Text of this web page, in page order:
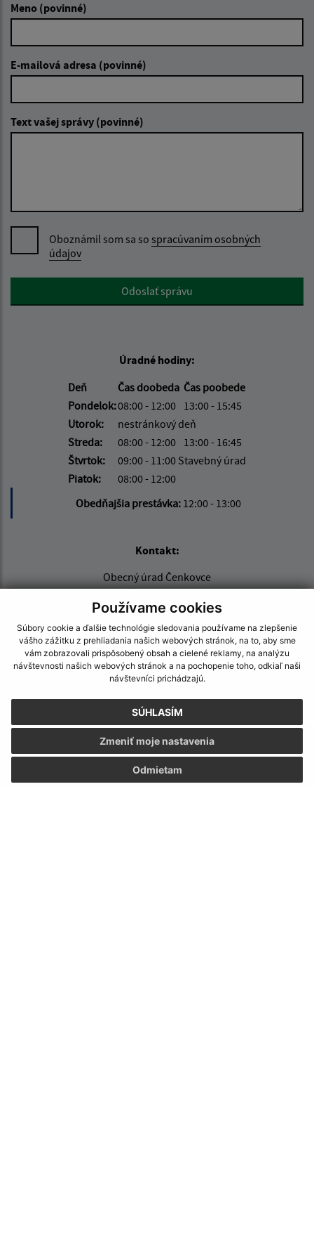
Používame cookies
Súbory cookie a ďalšie technológie sledovania používame na zlepšenie
vášho zážitku z prehliadania našich webových stránok, na to, aby sme
vám zobrazovali prispôsobený obsah a cielené reklamy, na analýzu
návštevnosti našich webových stránok a na pochopenie toho, odkiaľ naši
návštevníci prichádzajú.
SÚHLASÍM
Odmietam
Zmeniť moje nastavenia
Meno (povinné)
E-mailová adresa (povinné)
Text vašej správy (povinné)
Oboznámil som sa so spracúvaním osobných
údajov
Google reCaptcha ResponseOdoslať správu
Úradné hodiny:
Deň
Čas doobeda Čas poobede
Pondelok:08:00 - 12:00 13:00 - 15:45
Utorok:
nestránkový deň
Streda:
08:00 - 12:00 13:00 - 16:45
Štvrtok:
09:00 - 11:00 Stavebný úrad
Piatok:
08:00 - 12:00
Obedňajšia prestávka: 12:00 - 13:00
Kontakt:
Obecný úrad Čenkovce
Čenkovce 2
930 39 Zlaté Klasy
info@cenkovce.sk
+421 31 56 92 710
IČO: 31871224